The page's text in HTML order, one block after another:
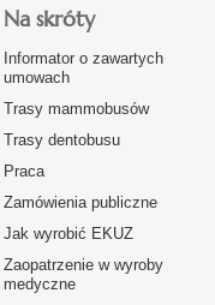
Na skróty
Informator o zawartych
umowach
Trasy mammobusów
Trasy dentobusu
Praca
Zamówienia publiczne
Jak wyrobić EKUZ
Zaopatrzenie w wyroby
medyczne